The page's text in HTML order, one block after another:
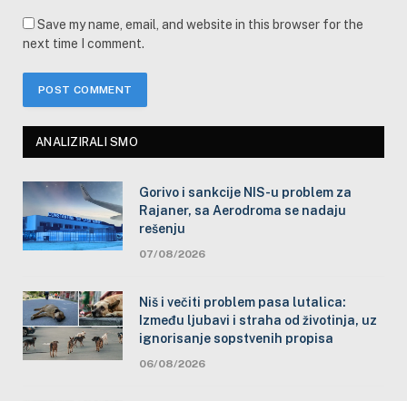
Save my name, email, and website in this browser for the
next time I comment.
ANALIZIRALI SMO
Gorivo i sankcije NIS-u problem za
Rajaner, sa Aerodroma se nadaju
rešenju
07/08/2026
Niš i večiti problem pasa lutalica:
Između ljubavi i straha od životinja, uz
ignorisanje sopstvenih propisa
06/08/2026